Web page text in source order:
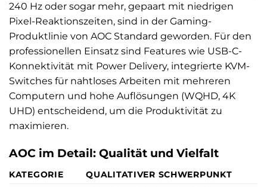
240 Hz oder sogar mehr, gepaart mit niedrigen
Pixel-Reaktionszeiten, sind in der Gaming-
Produktlinie von AOC Standard geworden. Für den
professionellen Einsatz sind Features wie USB-C-
Konnektivität mit Power Delivery, integrierte KVM-
Switches für nahtloses Arbeiten mit mehreren
Computern und hohe Auflösungen (WQHD, 4K
UHD) entscheidend, um die Produktivität zu
maximieren.
AOC im Detail: Qualität und Vielfalt
KATEGORIE QUALITATIVER SCHWERPUNKT